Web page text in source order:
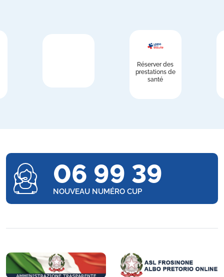
Réserver des
prestations de
santé
06 99 39
NOUVEAU NUMÉRO CUP